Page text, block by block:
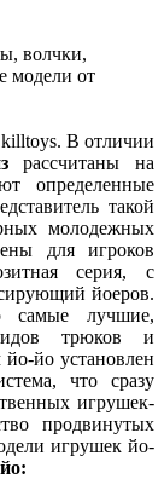
волчки,
модели от
В отличии
рассчитаны на
определенные
такой
молодежных
для игроков
серия, с
йоеров.
самые лучшие,
трюков и
йо установлен
что сразу
игрушек-
продвинутых
игрушек йо-